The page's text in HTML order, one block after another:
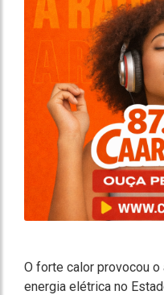
O forte calor provocou
energia elétrica no